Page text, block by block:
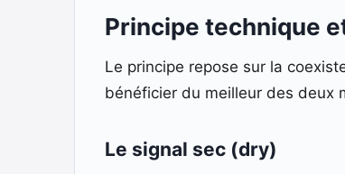
Principe technique
Le principe repose sur la
bénéficier du meilleur des deux
Le signal sec (dry)